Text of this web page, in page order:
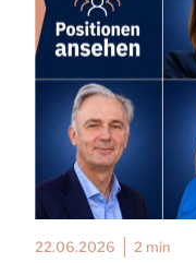
22.06.2026 2 min